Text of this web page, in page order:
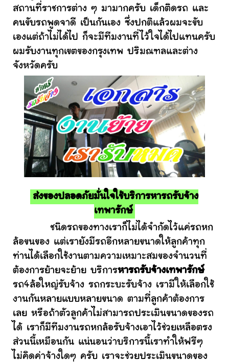
สถานที่ราชการต่าง ๆ มามากครับ เด็กติดรถ และ
คนขับรถพูดจาดี เป็นกันเอง ซึ่งปกติแล้วผมจะขับ
เองแต่ถ้าไม่ได้ไป ก็จะมีทีมงานที่ไว้ใจได้ไปแทนครับ
ผมรับงานทุกเขตของกรุงเทพ ปริมณฑลและต่าง
จังหวัดครับ
ส่งของปลอดภัยมั่นใจใช้บริการหารถรับจ้าง
เทพารักษ์
ชนิดรถของทางเราก็ไม่ได้จำกัดไว้แค่รถหก
ล้อขนของ แต่เรายังมีรถอีกหลายขนาดให้ลูกค้าทุก
ท่านได้เลือกใช้งานตามความเหมาะสมของจำนวนที่
ต้องการย้ายจะย้าย บริการหารถรับจ้างเทพารักษ์
รถ4ล้อใหญ่รับจ้าง รถกระบะรับจ้าง เรามีให้เลือกใช้
งานกันหลายแบบหลายขนาด ตามที่ลูกค้าต้องการ
เลย หรือถ้าตัวลูกค้าไม่สามารถประเมินขนาดของรถ
ได้ เราก็มีทีมงานรถหกล้อรับจ้างเอาไว้ช่วยเหลือตรง
ส่วนนี้เหมือนกัน แน่นอนว่าบริการนี้เราทำให้ฟรีๆ
ไม่คิดค่าจ้างใดๆ ครับ เราจะช่วยประเมินขนาดของ